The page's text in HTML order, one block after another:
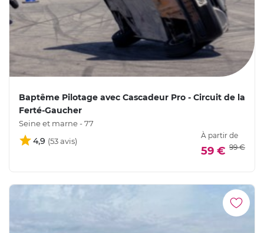
Baptême Pilotage avec Cascadeur Pro - Circuit de la
Ferté-Gaucher
Seine et marne - 77
4,9
À partir de
59 € 99 €